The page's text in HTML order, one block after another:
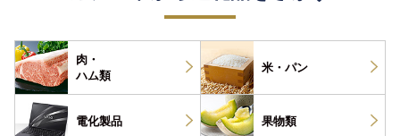
肉・
ハム類
米・パン
電化製品 果物類